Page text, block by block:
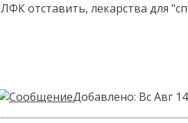
ЛФК отставить, лекарства для
Добавлено: Вс Авг